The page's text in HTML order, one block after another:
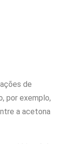
de
por exemplo,
a acetona